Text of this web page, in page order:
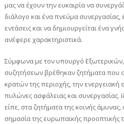
μας να έχουν την ευκαιρία να
διάλογο και ένα πνεύμα συνεργασίας,
εντάσεις και να δημιουργείται ένα
ανέφερε χαρακτηριστικά.
Σύμφωνα με τον υπουργό
συζητήσεων βρέθηκαν ζητήματα που
κρατών της περιοχής, την ενεργειακή
πυλώνες ασφάλειας και συνεργασίας.
είπε, στα ζητήματα της κοινής
σημασία της ευρωπαϊκής